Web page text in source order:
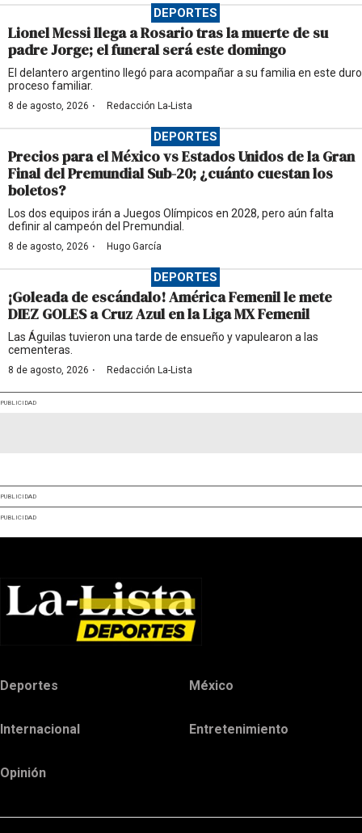
DEPORTES
Lionel Messi llega a Rosario tras la muerte de su
padre Jorge; el funeral será este domingo
El delantero argentino llegó para acompañar a su familia en este duro
proceso familiar.
8 de agosto, 2026 · Redacción La-Lista
DEPORTES
Precios para el México vs Estados Unidos de la Gran
Final del Premundial Sub-20; ¿cuánto cuestan los
boletos?
Los dos equipos irán a Juegos Olímpicos en 2028, pero aún falta
definir al campeón del Premundial.
8 de agosto, 2026 · Hugo García
DEPORTES
¡Goleada de escándalo! América Femenil le mete
DIEZ GOLES a Cruz Azul en la Liga MX Femenil
Las Águilas tuvieron una tarde de ensueño y vapulearon a las
cementeras.
8 de agosto, 2026 · Redacción La-Lista
PUBLICIDAD
PUBLICIDAD
PUBLICIDAD
Deportes México
Internacional Entretenimiento
Opinión